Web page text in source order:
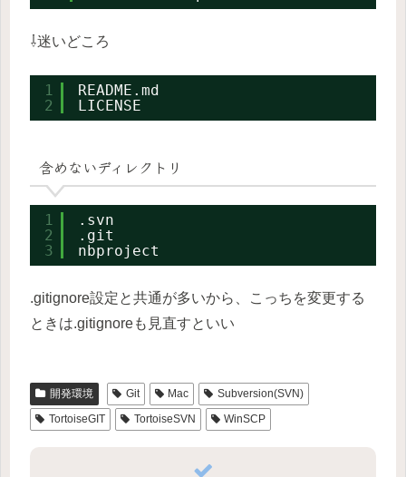
⇩迷いどころ
1
2
README.md
LICENSE
含めないディレクトリ
1
2
3
.svn
.git
nbproject
.gitignore設定と共通が多いから、こっちを変更する
ときは.gitignoreも見直すといい
開発環境 Git Mac
Subversion(SVN)
TortoiseGIT
TortoiseSVN WinSCP